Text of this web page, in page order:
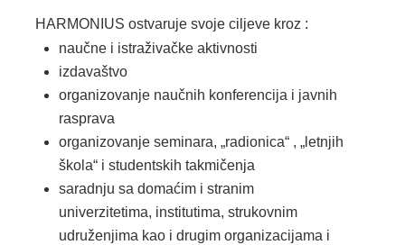
HARMONIUS ostvaruje svoje ciljeve kroz :
naučne i istraživačke aktivnosti
izdavaštvo
organizovanje naučnih konferencija i javnih
rasprava
organizovanje seminara, „radionica“ , „letnjih
škola“ i studentskih takmičenja
saradnju sa domaćim i stranim
univerzitetima, institutima, strukovnim
udruženjima kao i drugim organizacijama i